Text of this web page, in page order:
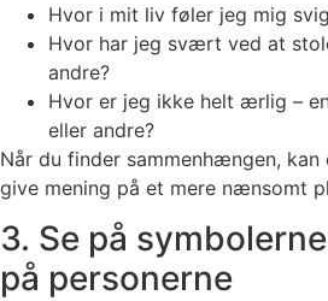
Hvor i mit liv føler jeg mig
Hvor har jeg svært ved at
andre?
Hvor er jeg ikke helt ærlig –
eller andre?
Når du finder sammenhængen,
give mening på et mere nænsomt
3. Se på
på personerne